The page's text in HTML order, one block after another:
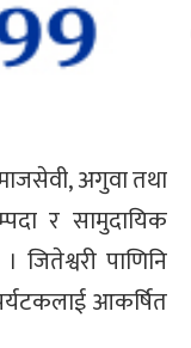
अगुवा तथा
र सामुदायिक
पाणिनि
आकर्षित